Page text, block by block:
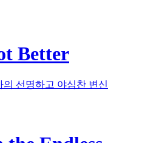
Better
선명하고 야심찬 변신